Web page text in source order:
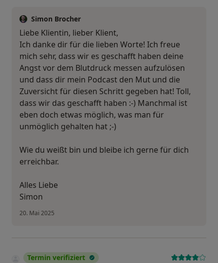
Simon Brocher
Liebe Klientin, lieber Klient,
Ich danke dir für die lieben Worte! Ich freue
mich sehr, dass wir es geschafft haben deine
Angst vor dem Blutdruck messen aufzulösen
und dass dir mein Podcast den Mut und die
Zuversicht für diesen Schritt gegeben hat! Toll,
dass wir das geschafft haben :-) Manchmal ist
eben doch etwas möglich, was man für
unmöglich gehalten hat ;-)
Wie du weißt bin und bleibe ich gerne für dich
erreichbar.
Alles Liebe
Simon
20. Mai 2025
Termin verifiziert